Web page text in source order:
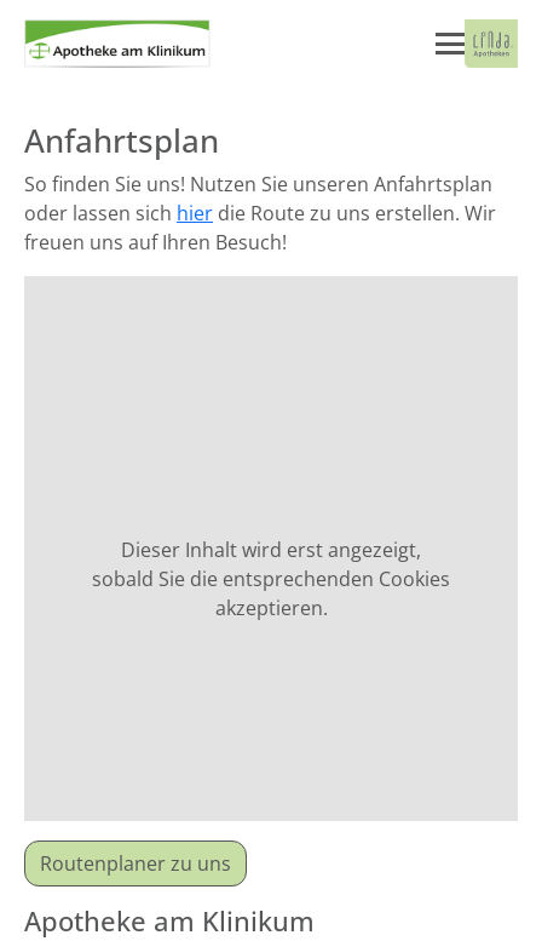
Anfahrtsplan
So finden Sie uns! Nutzen Sie unseren Anfahrtsplan
oder lassen sich hier die Route zu uns erstellen. Wir
freuen uns auf Ihren Besuch!
Dieser Inhalt wird erst angezeigt,
sobald Sie die entsprechenden Cookies
akzeptieren.
Routenplaner zu uns
Apotheke am Klinikum